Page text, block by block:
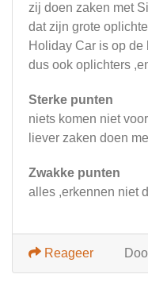
zij doen zaken met
dat zijn grote
Holiday Car is op de
dus ook oplichters
Sterke punten
niets komen niet
liever zaken doen
Zwakke punten
alles ,erkennen niet
Reageer